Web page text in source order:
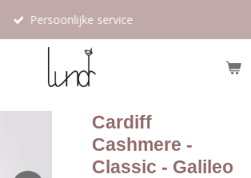
Persoonlijke service
Cardiff
Cashmere -
Classic - Galileo